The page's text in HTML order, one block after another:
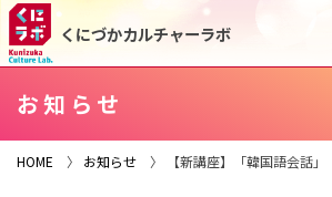
くにづかカルチャーラボ
お知らせ
HOME 〉 お知らせ 〉 【新講座】「韓国語会話」